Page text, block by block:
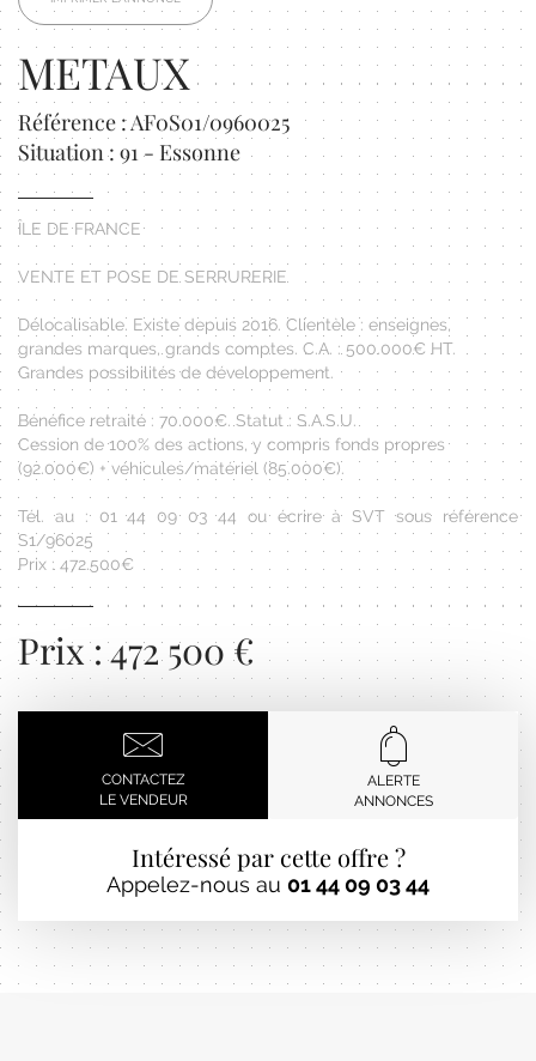
METAUX
Référence : AF0S01/0960025
Situation : 91 - Essonne
ÎLE DE FRANCE
VENTE ET POSE DE SERRURERIE
Délocalisable. Existe depuis 2016. Clientèle : enseignes,
grandes marques, grands comptes. C.A. : 500.000€ HT.
Grandes possibilités de développement.
Bénéfice retraité : 70.000€. Statut : S.A.S.U.
Cession de 100% des actions, y compris fonds propres
(92.000€) + véhicules/matériel (85.000€).
Tél. au : 01 44 09 03 44 ou écrire à SVT sous référence
S1/96025
Prix : 472.500€
Prix : 472 500 €
CONTACTEZ
LE VENDEUR
ALERTE
ANNONCES
Intéressé par cette offre ?
Appelez-nous au 01 44 09 03 44